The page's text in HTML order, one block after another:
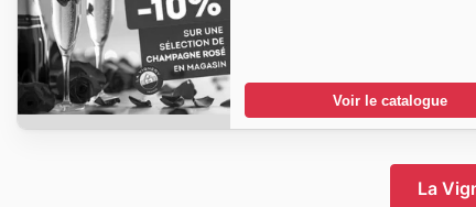
Voir le catalogue
La